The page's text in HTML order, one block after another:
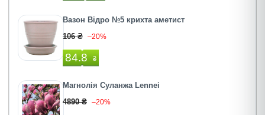
Вазон Відро №5 крихта аметист
106 ₴ –20%
84.8 ₴
Магнолія Суланжа Lennei
4890 ₴ –20%